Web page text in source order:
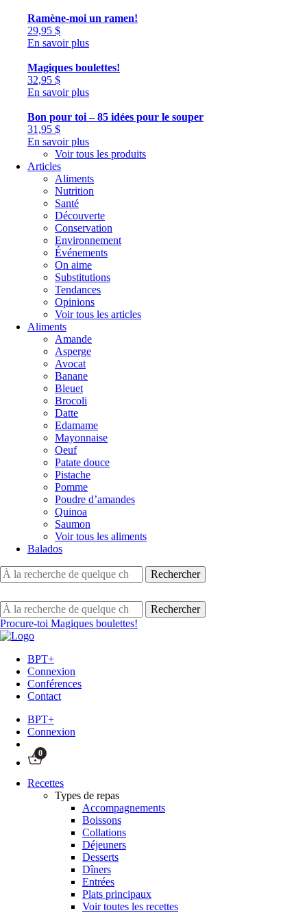
Ramène-moi un ramen!
29,95 $
En savoir plus
Magiques boulettes!
32,95 $
En savoir plus
Bon pour toi – 85 idées pour le souper
31,95 $
En savoir plus
Voir tous les produits
Articles
Aliments
Nutrition
Santé
Découverte
Conservation
Environnement
Événements
On aime
Substitutions
Tendances
Opinions
Voir tous les articles
Aliments
Amande
Asperge
Avocat
Banane
Bleuet
Brocoli
Datte
Edamame
Mayonnaise
Oeuf
Patate douce
Pistache
Pomme
Poudre d’amandes
Quinoa
Saumon
Voir tous les aliments
Balados
Procure-toi Magiques boulettes!
BPT+
Connexion
Conférences
Contact
BPT+
Connexion
0
Recettes
Types de repas
Accompagnements
Boissons
Collations
Déjeuners
Desserts
Dîners
Entrées
Plats principaux
Voir toutes les recettes